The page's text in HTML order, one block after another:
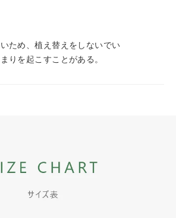
ため、植え替えをしないでい
りを起こすことがある。